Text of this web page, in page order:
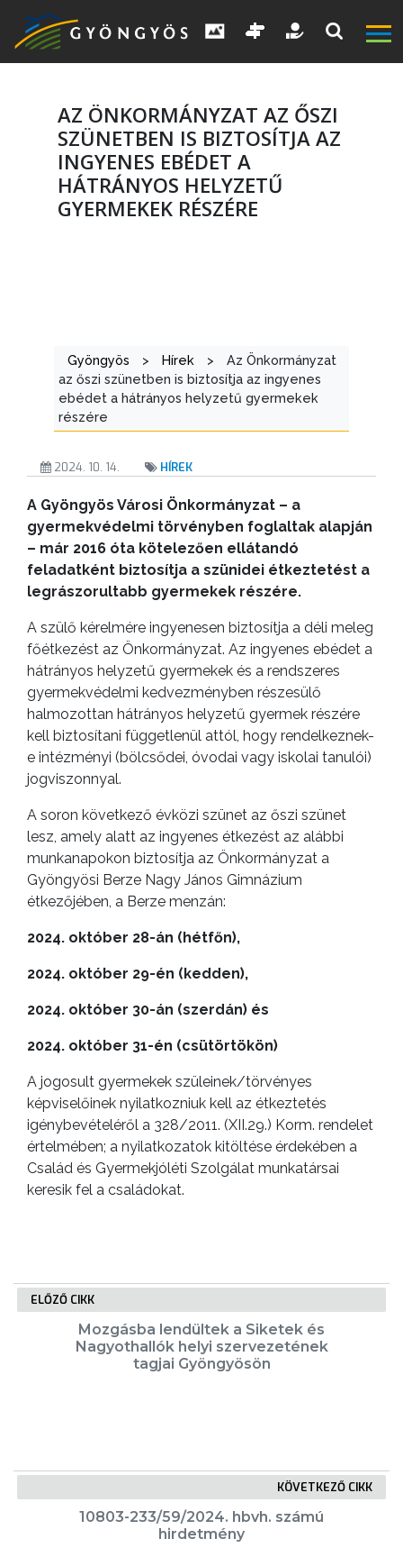
GYÖNGYÖS
VÁROS
ÉRTÉKTÁRA
VÁROSUNKRÓL
LAKOSSÁGI
INFORMÁCIÓK
HASZNOS
KVÍZ
A
VÁROS
PÉNZÜGYEI
KÖLTSÉGVETÉSI
AZ
ÉPÜLŐ
VÁROS
KÖRNYEZETVÉDELEM
TELEPÜLÉSRENDEZÉS
AZ ÖNKORMÁNYZAT AZ ŐSZI
SZÜNETBEN IS BIZTOSÍTJA AZ
INGYENES EBÉDET A
HÁTRÁNYOS HELYZETŰ
GYERMEKEK RÉSZÉRE
Gyöngyös > Hírek >
Az Önkormányzat
az őszi szünetben is biztosítja az ingyenes
ebédet a hátrányos helyzetű gyermekek
részére
2024. 10. 14. HÍREK
A Gyöngyös Városi Önkormányzat – a
gyermekvédelmi törvényben foglaltak alapján
– már 2016 óta kötelezően ellátandó
feladatként biztosítja a szünidei étkeztetést a
legrászorultabb gyermekek részére.
A szülő kérelmére ingyenesen biztosítja a déli meleg
főétkezést az Önkormányzat. Az ingyenes ebédet a
hátrányos helyzetű gyermekek és a rendszeres
gyermekvédelmi kedvezményben részesülő
halmozottan hátrányos helyzetű gyermek részére
kell biztosítani függetlenül attól, hogy rendelkeznek-
e intézményi (bölcsődei, óvodai vagy iskolai tanulói)
jogviszonnyal.
A soron következő évközi szünet az őszi szünet
lesz, amely alatt az ingyenes étkezést az alábbi
munkanapokon biztosítja az Önkormányzat a
Gyöngyösi Berze Nagy János Gimnázium
étkezőjében, a Berze menzán:
2024. október 28-án (hétfőn),
2024. október 29-én (kedden),
2024. október 30-án (szerdán) és
2024. október 31-én (csütörtökön)
A jogosult gyermekek szüleinek/törvényes
képviselőinek nyilatkozniuk kell az étkeztetés
igénybevételéről a 328/2011. (XII.29.) Korm. rendelet
értelmében; a nyilatkozatok kitöltése érdekében a
Család és Gyermekjóléti Szolgálat munkatársai
keresik fel a családokat.
ELŐZŐ CIKK
Mozgásba lendültek a Siketek és
Nagyothallók helyi szervezetének
tagjai Gyöngyösön
KÖVETKEZŐ CIKK
10803-233/59/2024. hbvh. számú
hirdetmény